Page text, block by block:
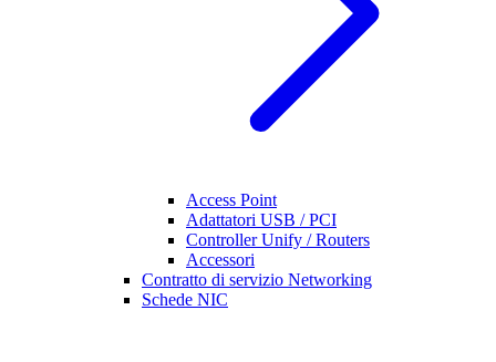
Access Point
Adattatori USB / PCI
Controller Unify / Routers
Accessori
Contratto di servizio Networking
Schede NIC